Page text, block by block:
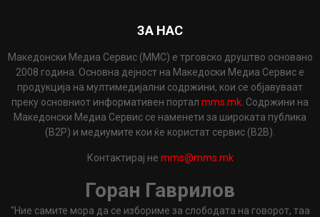
ЗА НАС
Македонски Медиа Сервис (ММС) е трговско друштво основано
2008 година. Основна дејност на Македоски Медиа Сервис е
продукција на мултимедијални содржини, кои се објавуваат
преку основниот информативен портал mms.mk . Содржини на
Македонски Медиа Сервис се наменети за широката публика
(B2P) и медиумите кои ќе користат сервис (B2B).
Контактирај не mms@mms.mk
Горан Гаврилов
"Ние самите мора да се избориме за слободата на говорот, таа